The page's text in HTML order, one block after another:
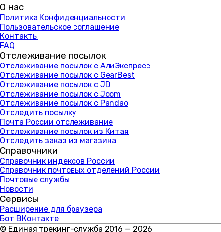
О нас
Политика Конфиденциальности
Пользовательское соглашение
Контакты
FAQ
Отслеживание посылок
Отслеживание посылок с АлиЭкспресс
Отслеживание посылок с GearBest
Отслеживание посылок с JD
Отслеживание посылок с Joom
Отслеживание посылок с Pandao
Отследить посылку
Почта России отслеживание
Отслеживание посылок из Китая
Отследить заказ из магазина
Справочники
Справочник индексов России
Справочник почтовых отделений России
Почтовые службы
Новости
Сервисы
Расширение для браузера
Бот ВКонтакте
© Единая трекинг-служба 2016 — 2026